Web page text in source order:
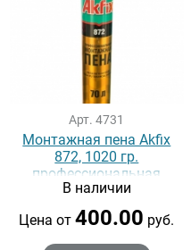
Арт. 4731
Монтажная пена Akfix
872, 1020 гр.
профессиональная
полиуретановая
В наличии
Цена от400.00 руб.